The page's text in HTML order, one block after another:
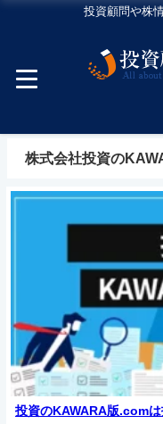
投資顧問や株
株式会社投資の
投資のKAWARA版.com